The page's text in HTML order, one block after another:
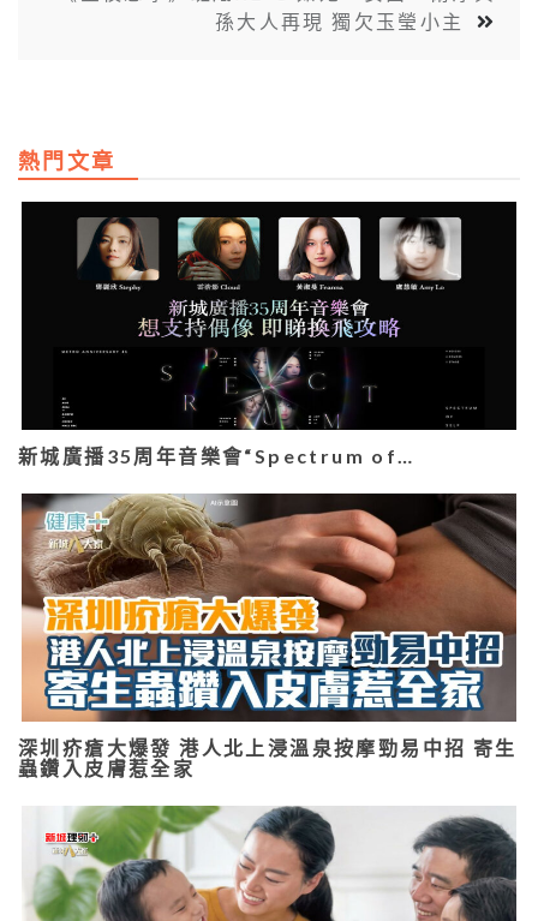
孫大人再現 獨欠玉瑩小主
熱門文章
新城廣播35周年音樂會“Spectrum of…
深圳疥瘡大爆發 港人北上浸溫泉按摩勁易中招 寄生
蟲鑽入皮膚惹全家